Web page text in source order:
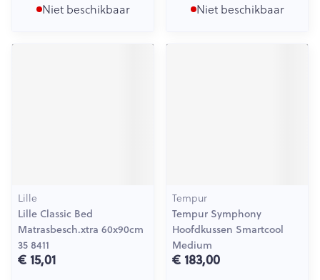
Niet beschikbaar Niet beschikbaar
Lille
Lille Classic Bed
Matrasbesch.xtra 60x90cm
35 8411
€ 15,01
Tempur
Tempur Symphony
Hoofdkussen Smartcool
Medium
€ 183,00